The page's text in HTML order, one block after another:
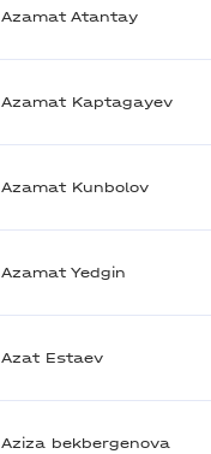
Azamat Atantay
Azamat Kaptagayev
Azamat Kunbolov
Azamat Yedgin
Azat Estaev
Aziza bekbergenova